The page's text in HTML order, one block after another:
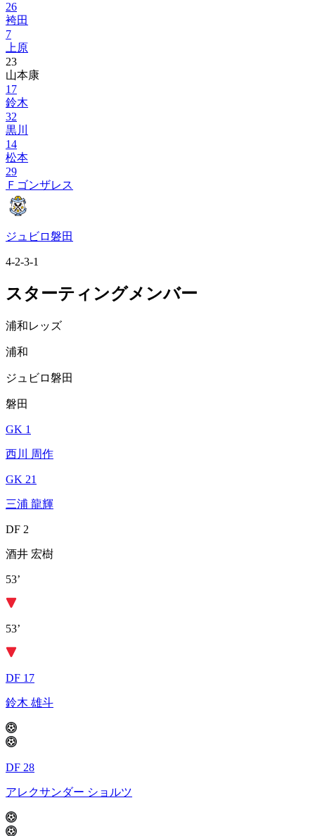
26
袴田
7
上原
23
山本康
17
鈴木
32
黒川
14
松本
29
Ｆゴンザレス
ジュビロ磐田
4-2-3-1
スターティングメンバー
浦和レッズ
浦和
ジュビロ磐田
磐田
GK 1
西川 周作
GK 21
三浦 龍輝
DF 2
酒井 宏樹
53’
53’
DF 17
鈴木 雄斗
DF 28
アレクサンダー ショルツ